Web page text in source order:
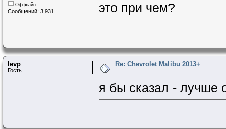
Оффлайн
Сообщений: 3,931
это при чем?
levp
Гость
Re: Chevrolet Malibu 2013+
я бы сказал - лучше